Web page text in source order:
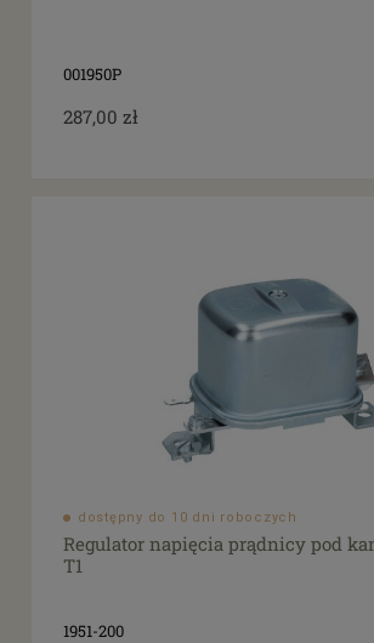
001950P
287,00 zł
dostępny do 10 dni roboczych
Regulator napięcia prądnicy pod
T1
1951-200